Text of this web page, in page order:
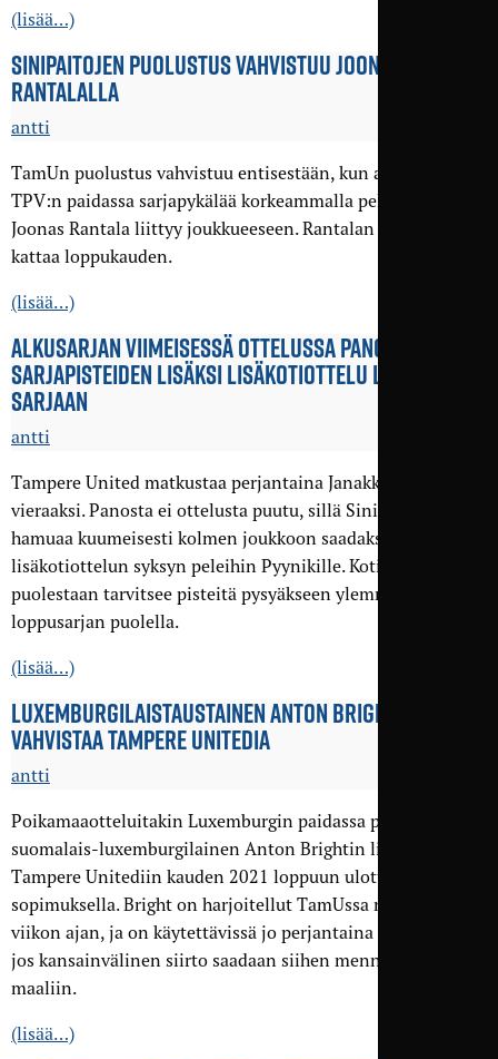
(lisää…)
SINIPAITOJEN PUOLUSTUS VAHVISTUU JOONAS
RANTALALLA
antti
TamUn puolustus vahvistuu entisestään, kun alkukauden
TPV:n paidassa sarjapykälää korkeammalla pelannut
Joonas Rantala liittyy joukkueeseen. Rantalan sopimus
kattaa loppukauden.
(lisää…)
ALKUSARJAN VIIMEISESSÄ OTTELUSSA PANOKSENA
SARJA­PISTEIDEN LISÄKSI LISÄ­KOTIOTTELU LOPPU­
SARJAAN
antti
Tampere United matkustaa perjantaina Janakkalan Pallon
vieraaksi. Panosta ei ottelusta puutu, sillä Sinipaidat
hamuaa kuumeisesti kolmen joukkoon saadakseen yhden
lisäkotiottelun syksyn peleihin Pyynikille. Kotijoukkue
puolestaan tarvitsee pisteitä pysyäkseen ylemmän
loppusarjan puolella.
(lisää…)
LUXEMBURGILAIS­TAUSTAINEN ANTON BRIGHT
VAHVISTAA TAMPERE UNITEDIA
antti
Poikamaaotteluitakin Luxemburgin paidassa pelannut
suomalais-luxemburgilainen Anton Brightin liittyy
Tampere Unitediin kauden 2021 loppuun ulottuvalla
sopimuksella. Bright on harjoitellut TamUssa nyt parin
viikon ajan, ja on käytettävissä jo perjantaina Janakkalassa,
jos kansainvälinen siirto saadaan siihen mennessä vietyä
maaliin.
(lisää…)